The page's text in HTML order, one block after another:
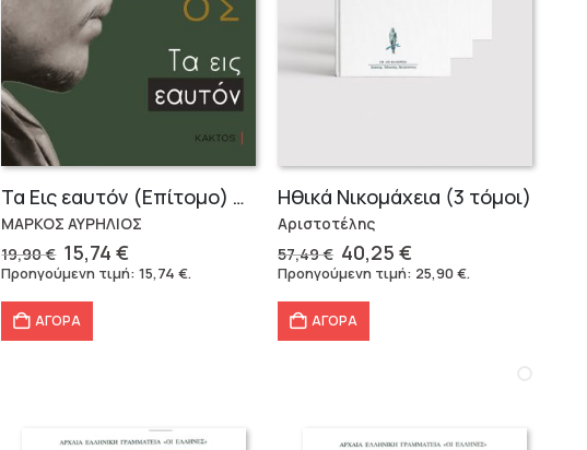
Τα Εις εαυτόν (Επίτομο) – Μάρκος Αυρήλιος
ΜΑΡΚΟΣ ΑΥΡΗΛΙΟΣ
19,90€ Original
price
19,90 €.
15,74€
τρέχουσα
Προηγούμενη τιμή:15,74€.
ΑΓΟΡΑ
Ηθικά Νικομάχεια (3 τόμοι)
Αριστοτέλης
57,49€ Original
price
57,49 €.
40,25€
τρέχουσα
Προηγούμενη τιμή: 25,90€.
ΑΓΟΡΑ